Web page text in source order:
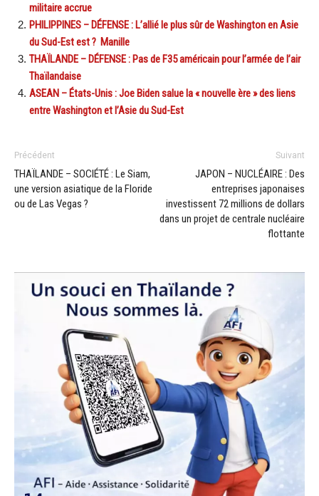
militaire accrue
PHILIPPINES – DÉFENSE : L’allié le plus sûr de Washington en Asie
du Sud-Est est ? Manille
THAÏLANDE – DÉFENSE : Pas de F35 américain pour l’armée de l’air
Thaïlandaise
ASEAN – États-Unis : Joe Biden salue la « nouvelle ère » des liens
entre Washington et l’Asie du Sud-Est
Précédent
THAÏLANDE – SOCIÉTÉ : Le Siam,
une version asiatique de la Floride
ou de Las Vegas ?
Suivant
JAPON – NUCLÉAIRE : Des
entreprises japonaises
investissent 72 millions de dollars
dans un projet de centrale nucléaire
flottante